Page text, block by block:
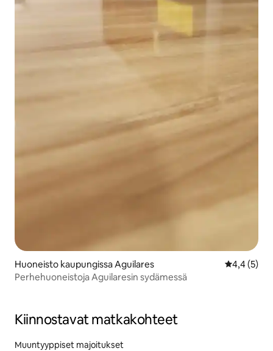
Huoneisto kaupungissa Aguilares
4,4 (5)
Perhehuoneistoja Aguilaresin sydämessä
Kiinnostavat matkakohteet
Muuntyyppiset majoitukset